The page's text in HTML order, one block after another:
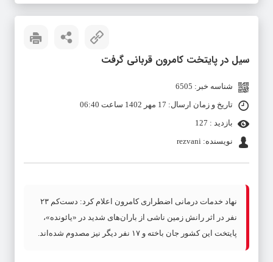
سیل در پایتخت کامرون قربانی گرفت
شناسه خبر: 6505
تاریخ و زمان ارسال: 17 مهر 1402 ساعت 06:40
بازدید : 127
نویسنده: rezvani
نهاد خدمات درمانی اضطراری کامرون اعلام کرد: دست‌کم ۲۳
نفر در اثر رانش زمین ناشی از باران‌های شدید در «یائونده»،
پایتخت این کشور جان باخته و ۱۷ نفر دیگر نیز مصدوم شده‌اند.